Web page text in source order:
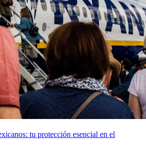
tu protección esencial en el